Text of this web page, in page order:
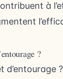
à
?
d’entourage ?